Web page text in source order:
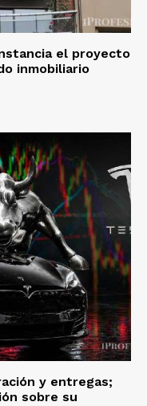
el proyecto
inmobiliario
y entregas;
sobre su